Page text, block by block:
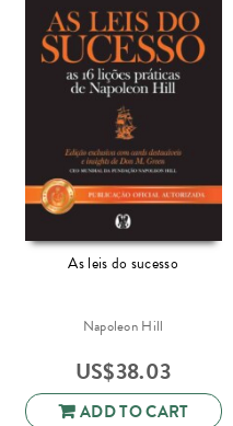
As leis do sucesso
Napoleon Hill
US$38.03
ADD TO CART